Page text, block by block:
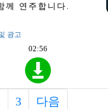
께 연주합니다.
광고
02:56
3 다음